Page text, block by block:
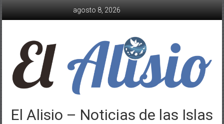
agosto 8, 2026
El Alisio – Noticias de las Islas